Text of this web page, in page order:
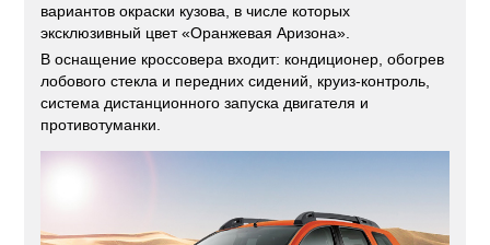
вариантов окраски кузова, в числе которых
эксклюзивный цвет «Оранжевая Аризона».
В оснащение кроссовера входит: кондиционер, обогрев
лобового стекла и передних сидений, круиз-контроль,
система дистанционного запуска двигателя и
противотуманки.